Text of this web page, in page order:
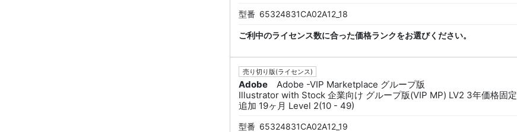
型番 65324831CA02A12_18
ご利中のライセンス数に合った価格ランクをお選びください。
売り切り版(ライセンス)
Adobe
Adobe -VIP Marketplace グループ版
Illustrator with Stock 企業向け グループ版(VIP MP) LV2 3年価格固定
追加 19ヶ月 Level 2(10 - 49)
型番 65324831CA02A12_19